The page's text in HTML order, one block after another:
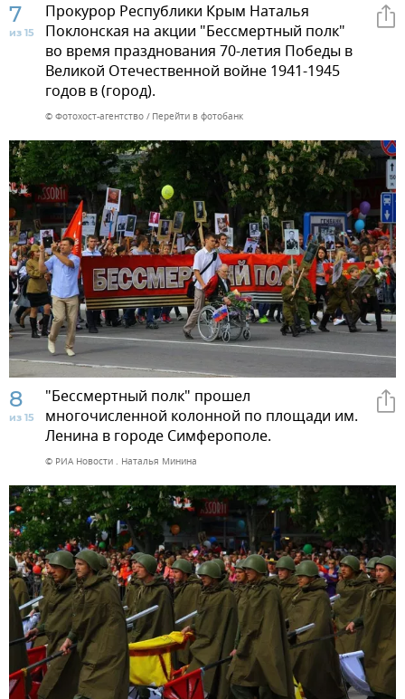
7
из 15
Прокурор Республики Крым Наталья
Поклонская на акции "Бессмертный полк"
во время празднования 70-летия Победы в
Великой Отечественной войне 1941-1945
годов в (город).
© Фотохост-агентство Перейти в фотобанк
8
из 15
"Бессмертный полк" прошел
многочисленной колонной по площади им.
Ленина в городе Симферополе.
© РИА Новости . Наталья Минина